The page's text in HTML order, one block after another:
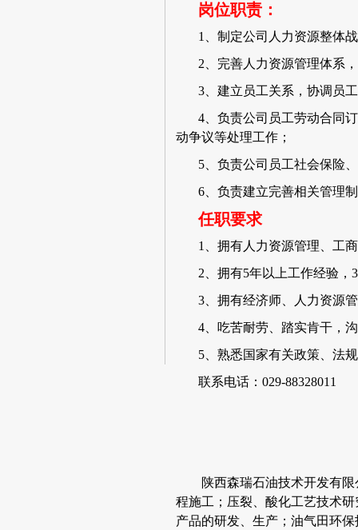
岗位职责：
1、制定公司人力资源整体
2、完善人力资源管理体系
3、建立员工关系，协调员
4、负责公司员工劳动合同
动争议等处理工作；
5、负责公司员工社会保险
6、负责建立完善相关管理
任职要求
1、拥有人力资源管理、工
2、拥有5年以上工作经验
3、拥有经济师、人力资源
4、吃苦耐劳、踏实肯干，
5、熟悉国家有关政策、法
联系电话：029-88328011
陕西森瑞石油技术开发有
程施工；压裂、酸化工艺技术
产品的研发、生产；油气田环